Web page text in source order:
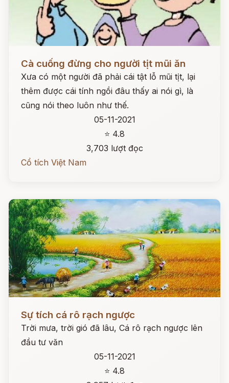
Cà cuống đừng cho người tịt mũi ăn
Xưa có một người đã phải cái tật lỗ mũi tịt, lại
thêm được cái tính ngồi đâu thấy ai nói gì, là
cũng nói theo luôn như thế.
05-11-2021
⭐ 4.8
3,703 lượt đọc
Cổ tích Việt Nam
Sự tích cá rô rạch ngược
Trời mưa, trời gió đã lâu, Cá rô rạch ngược lên
đầu tư văn
05-11-2021
⭐ 4.8